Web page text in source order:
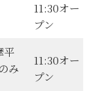
11:30オー
プン
平
み
11:30オー
プン